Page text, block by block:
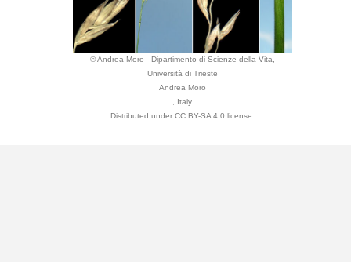
© Andrea Moro - Dipartimento di Scienze della Vita,
Università di Trieste
Andrea Moro
, Italy
Distributed under CC BY-SA 4.0 license.